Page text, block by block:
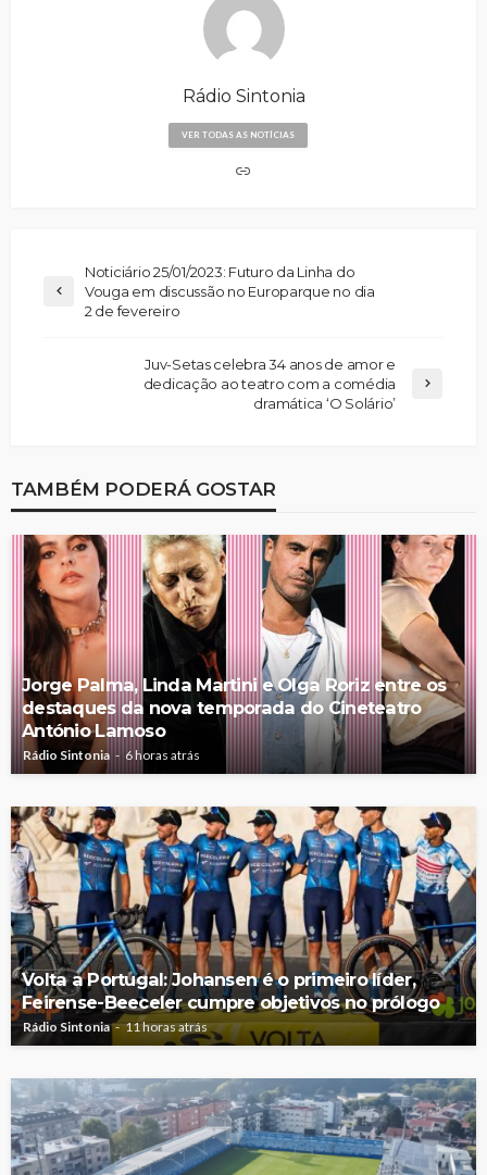
Rádio Sintonia
VER TODAS AS NOTÍCIAS
Noticiário 25/01/2023: Futuro da Linha do
Vouga em discussão no Europarque no dia
2 de fevereiro
Juv-Setas celebra 34 anos de amor e
dedicação ao teatro com a comédia
dramática ‘O Solário’
TAMBÉM PODERÁ GOSTAR
Jorge Palma, Linda Martini e Olga Roriz entre os
destaques da nova temporada do Cineteatro
António Lamoso
Rádio Sintonia 6 horas atrás
Volta a Portugal: Johansen é o primeiro líder,
Feirense-Beeceler cumpre objetivos no prólogo
Rádio Sintonia 11 horas atrás